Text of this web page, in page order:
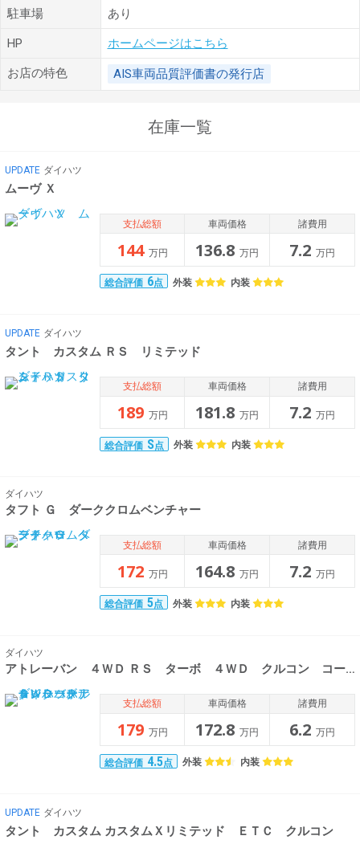
駐車場 あり
HP ホームページはこちら
お店の特色 AIS車両品質評価書の発行店
在庫一覧
UPDATE ダイハツ
ムーヴ Ｘ
支払総額
144 万円
車両価格
136.8 万円
諸費用
7.2 万円
総合評価 6点 外装 内装
UPDATE ダイハツ
タント カスタム ＲＳ リミテッド
支払総額
189 万円
車両価格
181.8 万円
諸費用
7.2 万円
総合評価 S点 外装 内装
ダイハツ
タフト Ｇ ダーククロムベンチャー
支払総額
172 万円
車両価格
164.8 万円
諸費用
7.2 万円
総合評価 5点 外装 内装
ダイハツ
アトレーバン ４ＷＤ ＲＳ ターボ ４ＷＤ クルコン コーナー
支払総額
179 万円
車両価格
172.8 万円
諸費用
6.2 万円
総合評価 4.5点 外装 内装
UPDATE ダイハツ
タント カスタム カスタムＸリミテッド ＥＴＣ クルコン